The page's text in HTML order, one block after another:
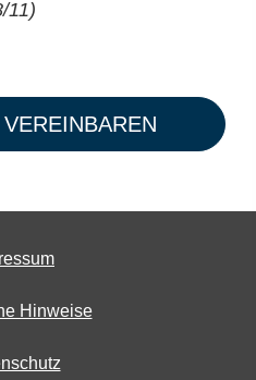
11)
Hinweise